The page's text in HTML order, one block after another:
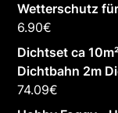
Wetterschutz
6.90€
Dichtset ca
Dichtbahn 2m
74.09€